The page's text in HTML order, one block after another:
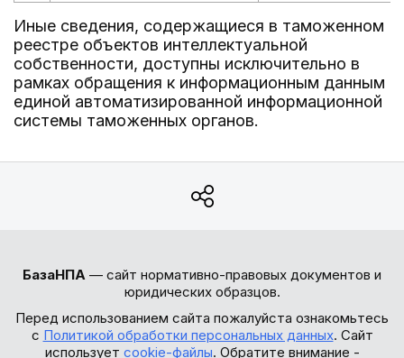
Иные сведения, содержащиеся в таможенном
реестре объектов интеллектуальной
собственности, доступны исключительно в
рамках обращения к информационным данным
единой автоматизированной информационной
системы таможенных органов.
БазаНПА — сайт нормативно-правовых документов и
юридических образцов.
Перед использованием сайта пожалуйста ознакомьтесь
с Политикой обработки персональных данных. Сайт
использует cookie-файлы. Обратите внимание -